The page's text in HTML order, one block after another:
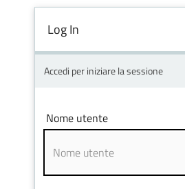
Amministrazione
Novità
Vivere
Casalfiumanese
Log In
Accedi per iniziare la sessione
Nome utente